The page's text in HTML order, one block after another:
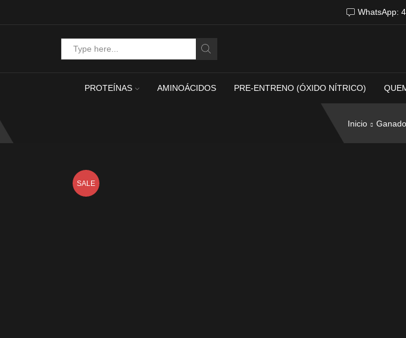
WhatsApp:
PROTEÍNAS AMINOÁCIDOS PRE-ENTRENO (ÓXIDO NÍTRICO)
Inicio
SALE